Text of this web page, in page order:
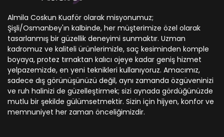
Almila Coskun Kuaför olarak misyonumuz;
Şişli/Osmanbey'ın kalbinde, her müşterimize özel olarak
tasarlanmış bir güzellik deneyimi sunmaktır. Uzman
kadromuz ve kaliteli ürünlerimizle, saç kesiminden komple
boyaya, protez tırnaktan kalıcı ojeye kadar geniş hizmet
yelpazemizde, en yeni teknikleri kullanıyoruz. Amacımız,
sadece dış görünüşünüzü değil, aynı zamanda özgüveninizi
ve ruh halinizi de güzelleştirmek; sizi aynada gördüğünüzde
mutlu bir şekilde gülümsetmektir. Sizin için hijyen, konfor ve
memnuniyet her zaman önceliğimizdir.